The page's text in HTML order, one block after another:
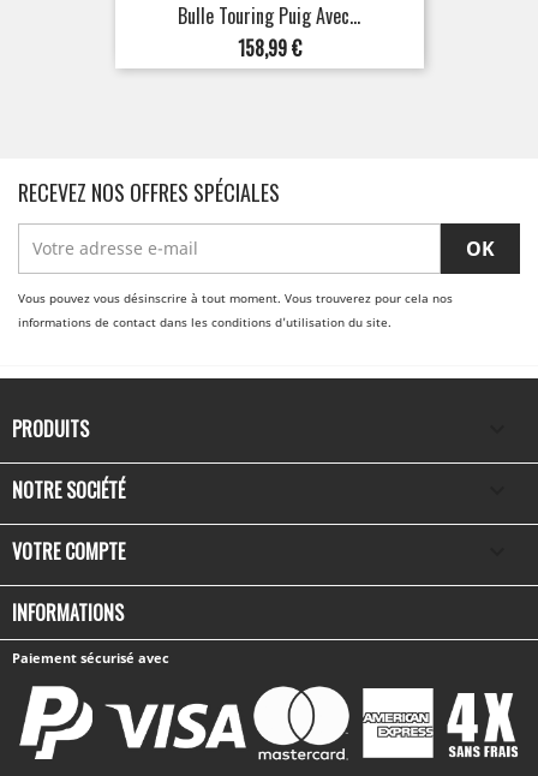
Bulle Touring Puig Avec...
Prix
158,99 €
RECEVEZ NOS OFFRES SPÉCIALES
Vous pouvez vous désinscrire à tout moment. Vous trouverez pour cela nos
informations de contact dans les conditions d'utilisation du site.
PRODUITS
NOTRE SOCIÉTÉ
VOTRE COMPTE
INFORMATIONS
Paiement sécurisé avec